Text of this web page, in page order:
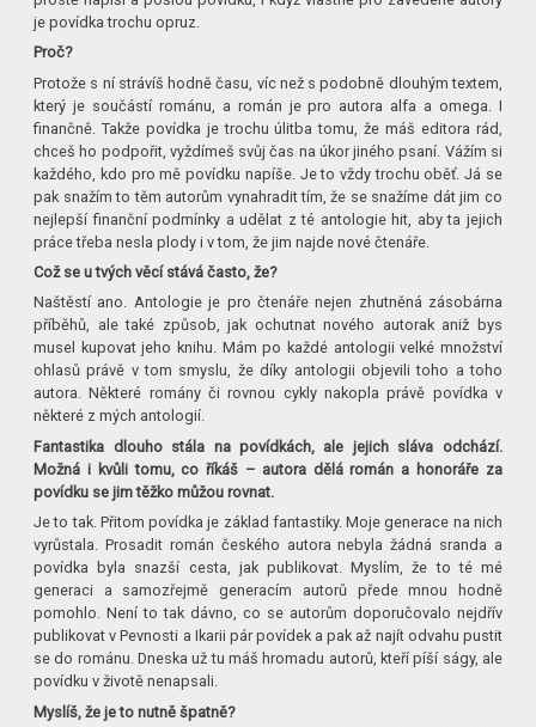
je povídka trochu opruz.
Proč?
Protože s ní strávíš hodně času, víc než s podobně dlouhým textem,
který je součástí románu, a román je pro autora alfa a omega. I
finančně. Takže povídka je trochu úlitba tomu, že máš editora rád,
chceš ho podpořit, vyždímeš svůj čas na úkor jiného psaní. Vážím si
každého, kdo pro mě povídku napíše. Je to vždy trochu oběť. Já se
pak snažím to těm autorům vynahradit tím, že se snažíme dát jim co
nejlepší finanční podmínky a udělat z té antologie hit, aby ta jejich
práce třeba nesla plody i v tom, že jim najde nové čtenáře.
Což se u tvých věcí stává často, že?
Naštěstí ano. Antologie je pro čtenáře nejen zhutněná zásobárna
příběhů, ale také způsob, jak ochutnat nového autorak aniž bys
musel kupovat jeho knihu. Mám po každé antologii velké množství
ohlasů právě v tom smyslu, že díky antologii objevili toho a toho
autora. Některé romány či rovnou cykly nakopla právě povídka v
některé z mých antologií.
Fantastika dlouho stála na povídkách, ale jejich sláva odchází.
Možná i kvůli tomu, co říkáš – autora dělá román a honoráře za
povídku se jim těžko můžou rovnat.
Je to tak. Přitom povídka je základ fantastiky. Moje generace na nich
vyrůstala. Prosadit román českého autora nebyla žádná sranda a
povídka byla snazší cesta, jak publikovat. Myslím, že to té mé
generaci a samozřejmě generacím autorů přede mnou hodně
pomohlo. Není to tak dávno, co se autorům doporučovalo nejdřív
publikovat v Pevnosti a Ikarii pár povídek a pak až najít odvahu pustit
se do románu. Dneska už tu máš hromadu autorů, kteří píší ságy, ale
povídku v životě nenapsali.
Myslíš, že je to nutně špatně?